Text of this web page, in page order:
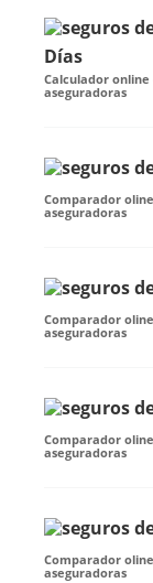
Días
Calculador online
aseguradoras
Comparador
aseguradoras
Comparador
aseguradoras
Comparador
aseguradoras
Comparador
aseguradoras